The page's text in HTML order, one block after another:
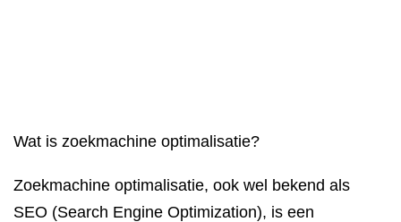
Wat is zoekmachine optimalisatie?
Zoekmachine optimalisatie, ook wel bekend als
SEO (Search Engine Optimization), is een